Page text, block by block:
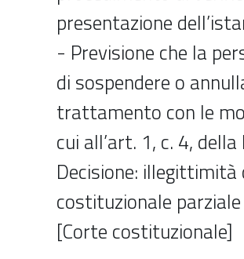
presentazione
- Previsione che la
di sospendere o
trattamento con le
cui all’art. 1, c. 4,
Decisione:
costituzionale
[Corte costituzionale]